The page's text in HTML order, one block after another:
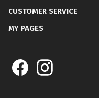
CUSTOMER SERVICE
MY PAGES